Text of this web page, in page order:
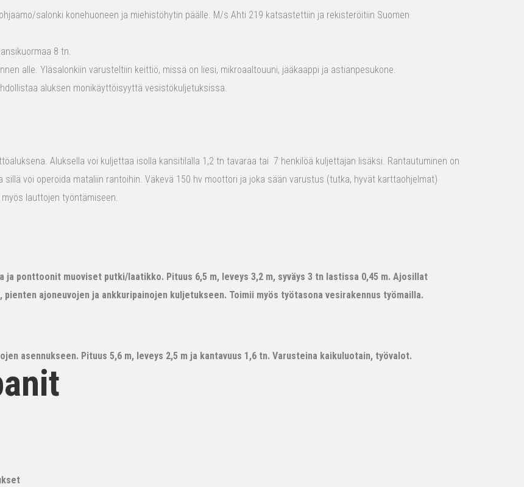
salonki konehuoneen ja miehistöhytin päälle. M/s Ahti 219 katsastettiin ja rekisteröitiin Suomen
8 tn.
alle. Yläsalonkiin varusteltiin keittiö, missä on liesi, mikroaaltouuni, jääkaappi ja astianpesukone.
aluksen monikäyttöisyyttä vesistökuljetuksissa.
Aluksella voi kuljettaa isolla kansitilalla 1,2 tn tavaraa tai 7 henkilöä kuljettajan lisäksi. Rantautuminen on
voi operoida mataliin rantoihin. Väkevä 150 hv moottori ja joka sään varustus (tutka, hyvät karttaohjelmat)
lauttojen työntämiseen.
ja ponttoonit muoviset putki/laatikko. Pituus 6,5 m, leveys 3,2 m, syväys 3 tn lastissa 0,45 m. Ajosillat
ajoneuvojen ja ankkuripainojen kuljetukseen. Toimii myös työtasona vesirakennus työmailla.
asennukseen. Pituus 5,6 m, leveys 2,5 m ja kantavuus 1,6 tn. Varusteina kaikuluotain, työvalot.